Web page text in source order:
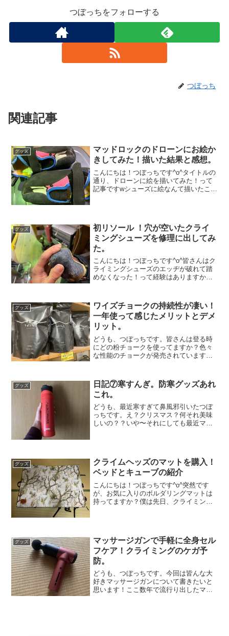
つぼっちをフォローする
つぼっち
関連記事
グッズ
マッドロックのドローンにお絵か
きしてみた！描いた結果と感想。
こんにちは！つぼっちです^o^タイトルの
通り、ドローンに絵を描いてみた！って
記事ですwシューズに絵なんて描いたこと
グッズ
初リソール ！穴が空いたクライ
ミングシューズを修理に出してみ
た。
こんにちは！つぼっちです^o^皆さんはク
ライミングシューズのエッヂが破れて踏
めなくなった！って経験はありますか？
んでした。理由は二つあって、一つは履
き潰す前に別のシュ...
グッズ
ワイズチョークの持続性が凄い！
一年使って感じたメリットとデメ
リット。
どうも、つぼっちです。皆さんは登る時
にどの粉チョークを使ってますか？色々
な性能のチョークが発売されています
ダラーで乾き手ですが、年々手汗の量が
増えている気がします。...
グッズ
日記⑦寒すんぎ。防寒グッズあれ
これ。
どうも、最近寒すぎて鼻風邪引いたつぼ
っちです。え？クリスマス？何それ美味
しいの？？いや〜それにしても最近マジ
のところ岩行きすぎ...
グッズ
クライムヘッズのマットを購入！
ベッドとキューブの紹介
こんにちは！つぼっちです^o^突然です
が、お気に入りのボルダリングマットは
持ってますか？僕は先日、クライミング
グッズ
マッサージガンで手軽に全身セル
フケア！クライミングのケガ予
防。
どうも、つぼっちです。今回は皆んな大
好きマッサージガンについて書きたいと
思います！ここ数年で流行り出したマッ